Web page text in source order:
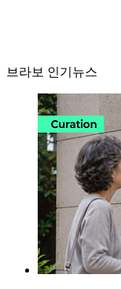
브라보 인기뉴스